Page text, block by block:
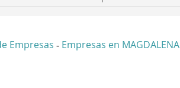
Empresas - Empresas en MAGDALENA